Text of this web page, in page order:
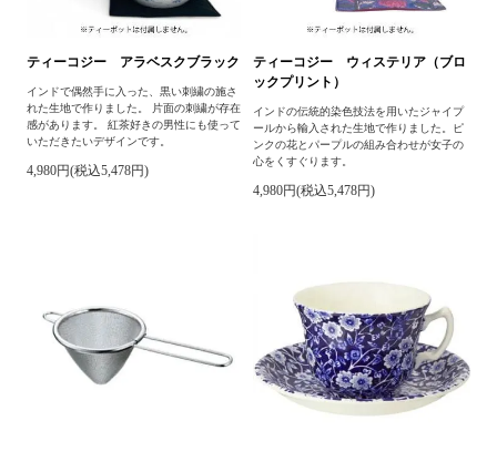
ティーコジー アラベスクブラック
インドで偶然手に入った、黒い刺繍の施さ
れた生地で作りました。 片面の刺繍が存在
感があります。 紅茶好きの男性にも使って
いただきたいデザインです。
4,980円(税込5,478円)
ティーコジー ウィステリア（ブロ
ックプリント）
インドの伝統的染色技法を用いたジャイプ
ールから輸入された生地で作りました。ピ
ンクの花とパープルの組み合わせが女子の
心をくすぐります。
4,980円(税込5,478円)